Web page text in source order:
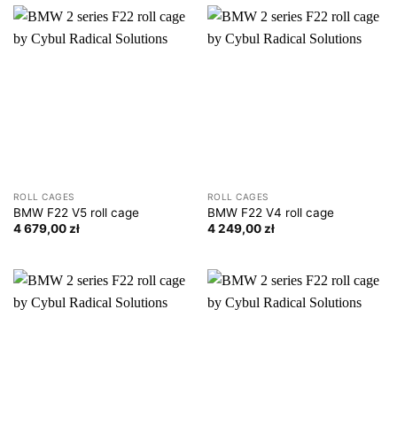
ROLL CAGES
BMW F22 V5 roll cage
4 679,00 zł
ROLL CAGES
BMW F22 V4 roll cage
4 249,00 zł